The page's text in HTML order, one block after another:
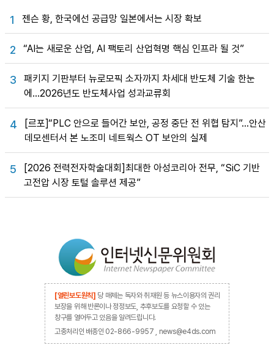
1 젠슨 황, 한국에선 공급망 일본에서는 시장 확보
2 “AI는 새로운 산업, AI 팩토리 산업혁명 핵심 인프라 될 것”
3
패키지 기판부터 뉴로모픽 소자까지 차세대 반도체 기술 한눈
에…2026년도 반도체사업 성과교류회
4
[르포]“PLC 안으로 들어간 보안, 공정 중단 전 위협 탐지”…안산
데모센터서 본 노조미 네트웍스 OT 보안의 실제
5
[2026 전력전자학술대회]최대한 아성코리아 전무, “SiC 기반
고전압 시장 토털 솔루션 제공”
[열린보도원칙] 당 매체는 독자와 취재원 등 뉴스이용자의 권리
보장을 위해 반론이나 정정보도, 추후보도를 요청할 수 있는
창구를 열어두고 있음을 알려드립니다.
고충처리인 배종인 02-866-9957 , news@e4ds.com